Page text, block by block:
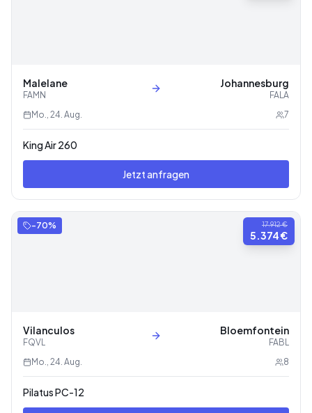
Malelane
FAMN
Johannesburg
FALA
Mo., 24. Aug.
7
King Air 260
Jetzt anfragen
17.912 €
5.374 €
-70%
Vilanculos
FQVL
Bloemfontein
FABL
Mo., 24. Aug.
8
Pilatus PC-12